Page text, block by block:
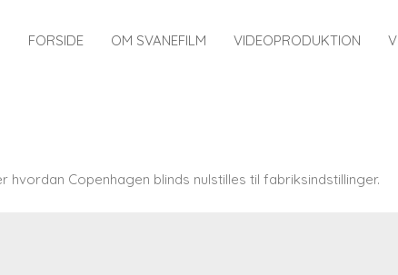
FORSIDE OM SVANEFILM VIDEOPRODUKTION
Copenhagen blinds nulstilles til fabriksindstillinger.